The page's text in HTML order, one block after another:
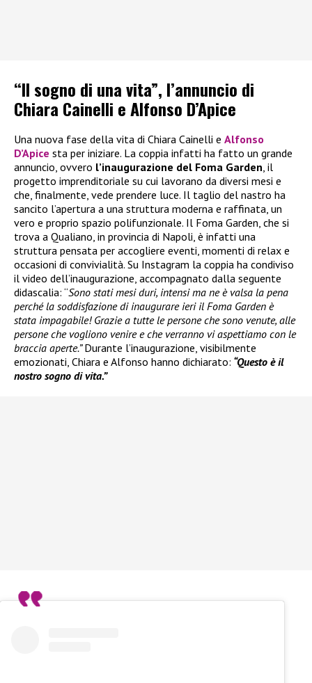
“Il sogno di una vita”, l’annuncio di
Chiara Cainelli e Alfonso D’Apice
Una nuova fase della vita di Chiara Cainelli e Alfonso
D’Apice sta per iniziare. La coppia infatti ha fatto un grande
annuncio, ovvero l’inaugurazione del Foma Garden , il
progetto imprenditoriale su cui lavorano da diversi mesi e
che, finalmente, vede prendere luce. Il taglio del nastro ha
sancito l’apertura a una struttura moderna e raffinata, un
vero e proprio spazio polifunzionale. Il Foma Garden, che si
trova a Qualiano, in provincia di Napoli, è infatti una
struttura pensata per accogliere eventi, momenti di relax e
occasioni di convivialità. Su Instagram la coppia ha condiviso
il video dell’inaugurazione, accompagnato dalla seguente
didascalia: “Sono stati mesi duri, intensi ma ne è valsa la pena
perché la soddisfazione di inaugurare ieri il Foma Garden è
stata impagabile! Grazie a tutte le persone che sono venute, alle
persone che vogliono venire e che verranno vi aspettiamo con le
braccia aperte.”Durante l’inaugurazione, visibilmente
emozionati, Chiara e Alfonso hanno dichiarato: “Questo è il
nostro sogno di vita.”